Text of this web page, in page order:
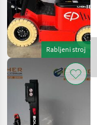
Rabljeni stroj